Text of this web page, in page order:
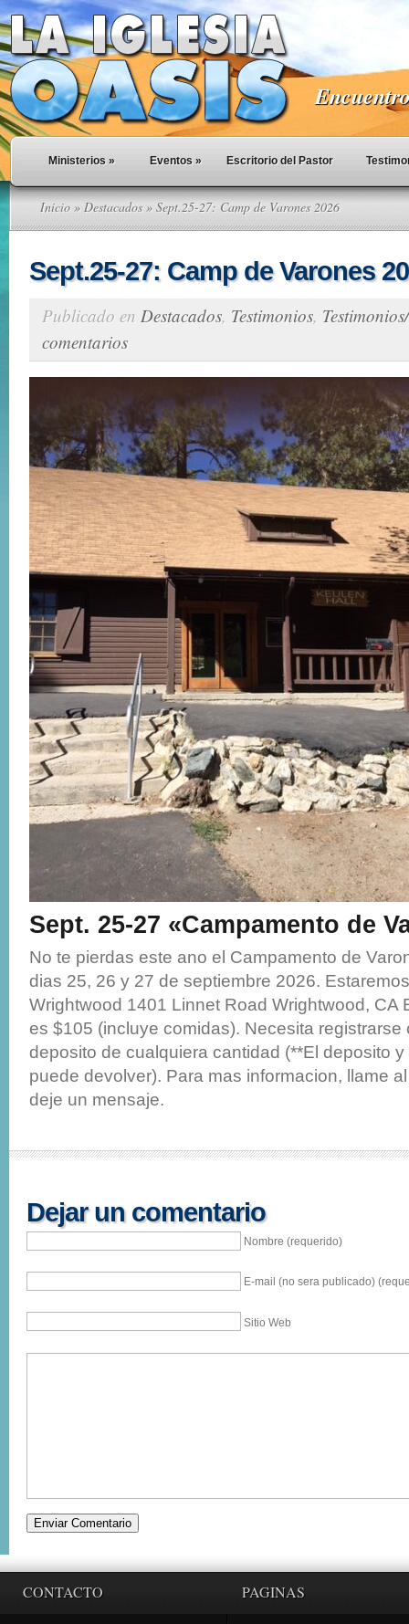
Ministerios » Eventos » Escritorio del Pastor
Inicio » Destacados» Sept.25-27: Camp de Varones 2026
Sept.25-27: Camp de Varones
Publicado en Destacados, Testimonios,
comentarios
Sept. 25-27 «Campamento de
No te pierdas este ano el Campamento de
dias 25, 26 y 27 de septiembre 2026.
Wrightwood 1401 Linnet Road Wrightwood, CA
es $105 (incluye comidas). Necesita
deposito de cualquiera cantidad (**El deposito
puede devolver). Para mas informacion, llame
deje un mensaje.
Dejar un comentario
Nombre (requerido)
E-mail (no sera publicado)
Sitio Web
CONTACTO PAGINAS